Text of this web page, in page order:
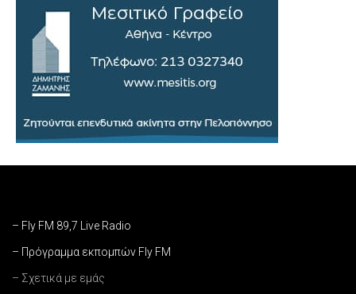
– Fly FM 89,7 Live Radio
– Πρόγραμμα εκπομπών Fly FM
– Σχετικά με εμάς